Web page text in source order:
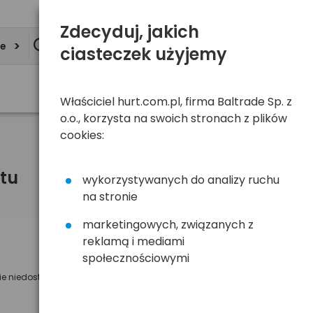
niedostępny
Powiadom mnie o dostępności
Zdecyduj, jakich
ciasteczek użyjemy
Właściciel hurt.com.pl, firma Baltrade Sp. z
o.o., korzysta na swoich stronach z plików
cookies:
wykorzystywanych do analizy ruchu
na stronie
marketingowych, związanych z
reklamą i mediami
społecznościowymi